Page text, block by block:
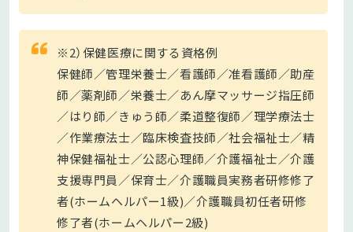
※2）保健医療に関する資格例
保健師／管理栄養士／看護師／准看護師／助産
師／薬剤師／栄養士／あん摩マッサージ指圧師
／はり師／きゅう師／柔道整復師／理学療法士
／作業療法士／臨床検査技師／社会福祉士／精
神保健福祉士／公認心理師／介護福祉士／介護
支援専門員／保育士／介護職員実務者研修修了
者(ホームヘルパー1級)／介護職員初任者研修
修了者(ホームヘルパー2級)